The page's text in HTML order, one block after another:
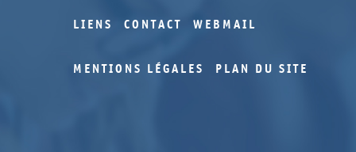
LIENS CONTACT WEBMAIL
MENTIONS LÉGALES PLAN DU SITE